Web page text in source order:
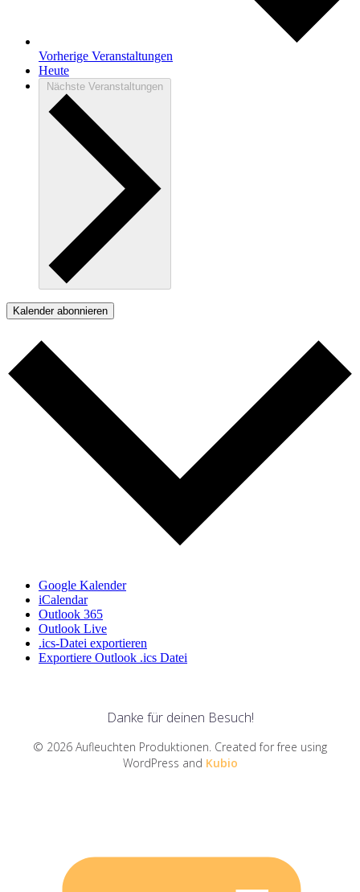
Vorherige Veranstaltungen
Heute
Nächste Veranstaltungen
Kalender abonnieren
Google Kalender
iCalendar
Outlook 365
Outlook Live
.ics-Datei exportieren
Exportiere Outlook .ics Datei
Danke für deinen Besuch!
© 2026 Aufleuchten Produktionen. Created for free using
WordPress and Kubio